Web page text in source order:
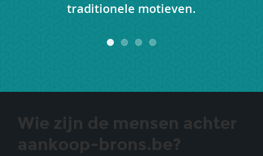
traditionele motieven.
Wie zijn de mensen achter
aankoop-brons.be?